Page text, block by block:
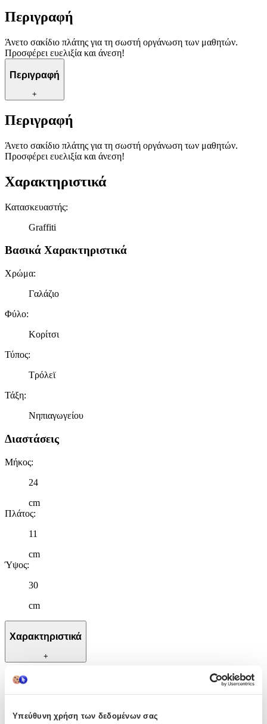
Υπεύθυνη χρήση των δεδομένων σας
Περιγραφή
Άνετο σακίδιο πλάτης για τη σωστή οργάνωση των μαθητών.
Προσφέρει ευελιξία και άνεση!
Περιγραφή
+
Περιγραφή
Άνετο σακίδιο πλάτης για τη σωστή οργάνωση των μαθητών.
Προσφέρει ευελιξία και άνεση!
Χαρακτηριστικά
Κατασκευαστής:
Graffiti
Βασικά Χαρακτηριστικά
Χρώμα:
Γαλάζιο
Φύλο:
Κορίτσι
Τύπος:
Τρόλεϊ
Τάξη:
Νηπιαγωγείου
Διαστάσεις
Μήκος:
24
cm
Πλάτος:
11
cm
Ύψος:
30
cm
Χαρακτηριστικά
+
Χαρακτηριστικά